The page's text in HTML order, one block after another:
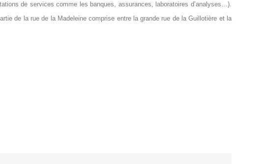
de services comme les banques, assurances, laboratoires d’analyses…).
de la rue de la Madeleine comprise entre la grande rue de la Guillotière et la